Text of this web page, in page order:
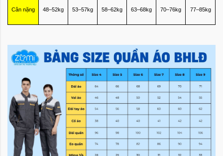
Cân nặng 48–52kg 53–57kg 58–62kg 63–68kg 70–76kg 77–85kg